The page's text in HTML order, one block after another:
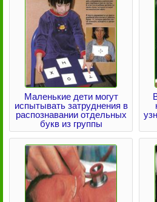
Маленькие дети могут
испытывать затруднения в
распознавании отдельных
букв из группы